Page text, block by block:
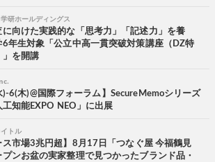
研ホールディングス
に向けた実践的な「思考力」「記述力」を養
6年生対象「公立中高一貫突破対策講座（DZ特
」を開講
)-6(木)@国際フォーラム】SecureMemoシリーズ
工知能EXPO NEO」に出展
トル
ス市場3兆円超】8月17日「つなぐ屋 今福鶴見
プンお盆の実家整理で見つかったブランド品・